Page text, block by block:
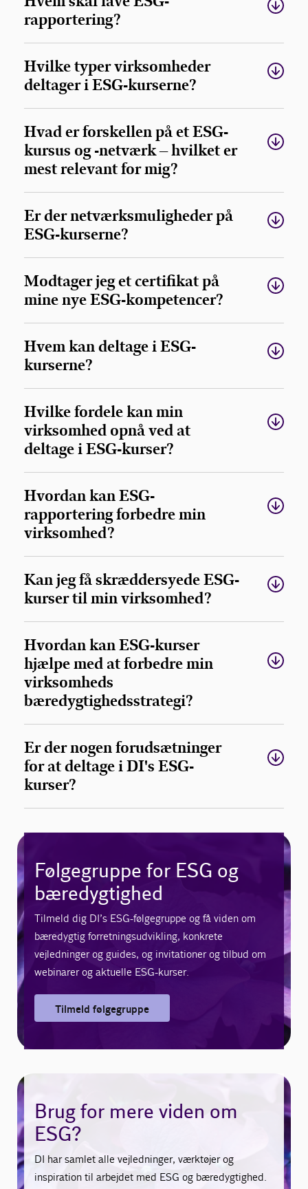
rapportering?
Hvilke typer virksomheder
deltager i ESG-kurserne?
Hvad er forskellen på et ESG-
kursus og -netværk – hvilket er
mest relevant for mig?
Er der netværksmuligheder på
ESG-kurserne?
Modtager jeg et certifikat på
mine nye ESG-kompetencer?
Hvem kan deltage i ESG-
kurserne?
Hvilke fordele kan min
virksomhed opnå ved at
deltage i ESG-kurser?
Hvordan kan ESG-
rapportering forbedre min
virksomhed?
Kan jeg få skræddersyede ESG-
kurser til min virksomhed?
Hvordan kan ESG-kurser
hjælpe med at forbedre min
virksomheds
bæredygtighedsstrategi?
Er der nogen forudsætninger
for at deltage i DI's ESG-
kurser?
Følgegruppe for ESG og
bæredygtighed
Tilmeld dig DI’s ESG-følgegruppe og få viden om
bæredygtig forretningsudvikling, konkrete
vejledninger og guides, og invitationer og tilbud om
webinarer og aktuelle ESG-kurser.
Tilmeld følgegruppe
Brug for mere viden om
ESG?
DI har samlet alle vejledninger, værktøjer og
inspiration til arbejdet med ESG og bæredygtighed.